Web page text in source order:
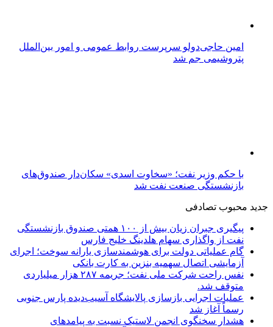
امین حاجی‌دولو سرپرست روابط عمومی و امور بین‌الملل
پتروشیمی جم شد
با حکم وزیر نفت؛ «سخاوت اسدی» سکان‌دار صندوق‌های
بازنشستگی صنعت نفت شد
جدید محبوب تصادفی
پیگیری جبران زیان بیش از ۱۰۰ همتی صندوق بازنشستگی
نفت از واگذاری سهام هلدینگ خلیج فارس
گام عملیاتی دولت برای هوشمندسازی یارانه سوخت؛ اجرای
آزمایشی اتصال سهمیه بنزین به کارت بانکی
نفس راحت شرکت ملی نفت؛ جریمه ۲۸۷ هزار میلیاردی
متوقف شد.
عملیات اجرایی بازسازی پالایشگاه آسیب‌دیده پارس جنوبی
رسماً آغاز شد
هشدار سخنگوی انجمن لاستیک نسبت به پیامدهای